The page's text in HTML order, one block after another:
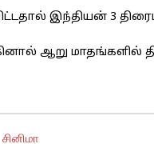
இந்தியன் 3
ஆறு மாதங்களில்
சினிமா